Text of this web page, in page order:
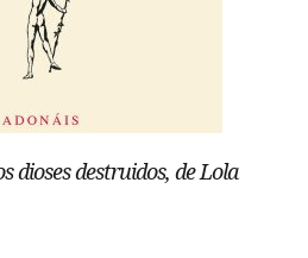
dioses destruidos, de Lola